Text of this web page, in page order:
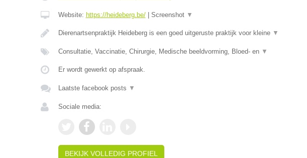
Website: https://heideberg.be/| Screenshot ▼
Dierenartsenpraktijk Heideberg is een goed uitgeruste praktijk voor kleine ▼
Consultatie, Vaccinatie, Chirurgie, Medische beeldvorming, Bloed- en ▼
Er wordt gewerkt op afspraak.
Laatste facebook posts ▼
Sociale media:
BEKIJK VOLLEDIG PROFIEL